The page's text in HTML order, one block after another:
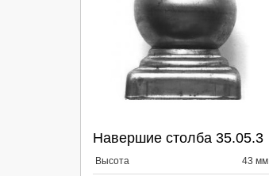
Навершие столба 35.05.3
Высота 43 мм